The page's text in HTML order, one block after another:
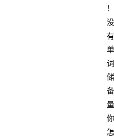
！
没
有
单
词
储
备
量
你
怎